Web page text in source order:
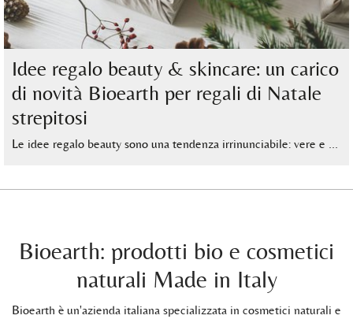
Idee regalo beauty & skincare: un carico
di novità Bioearth per regali di Natale
strepitosi
Le idee regalo beauty sono una tendenza irrinunciabile: vere e …
Bioearth: prodotti bio e cosmetici
naturali Made in Italy
Bioearth è un'azienda italiana specializzata in cosmetici naturali e